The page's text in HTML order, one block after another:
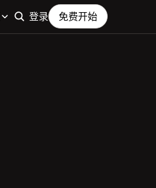
登录 免费开始